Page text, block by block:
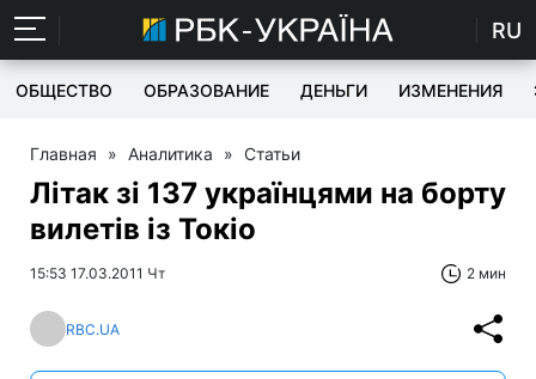
RU
ОБЩЕСТВО ОБРАЗОВАНИЕ ДЕНЬГИ ИЗМЕНЕНИЯ
Главная » Аналитика » Статьи
Літак зі 137 українцями на борту
вилетів із Токіо
15:53 17.03.2011 Чт 2 мин
RBC.UA